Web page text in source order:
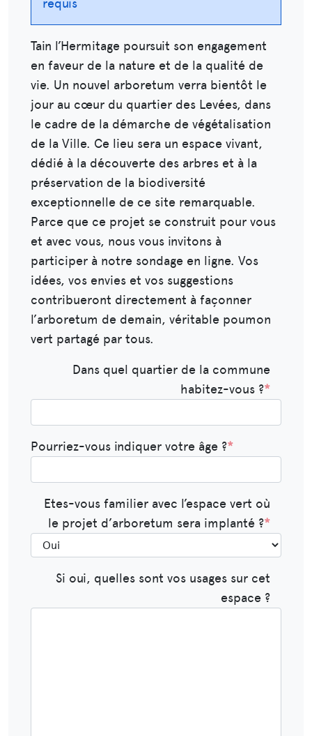
requis
Tain l’Hermitage poursuit son engagement
en faveur de la nature et de la qualité de
vie. Un nouvel arboretum verra bientôt le
jour au cœur du quartier des Levées, dans
le cadre de la démarche de végétalisation
de la Ville. Ce lieu sera un espace vivant,
dédié à la découverte des arbres et à la
préservation de la biodiversité
exceptionnelle de ce site remarquable.
Parce que ce projet se construit pour vous
et avec vous, nous vous invitons à
participer à notre sondage en ligne. Vos
idées, vos envies et vos suggestions
contribueront directement à façonner
l’arboretum de demain, véritable poumon
vert partagé par tous.
Dans quel quartier de la commune
habitez-vous ?*
Pourriez-vous indiquer votre âge ?*
Etes-vous familier avec l’espace vert où
le projet d’arboretum sera implanté ?*
Si oui, quelles sont vos usages sur cet
espace ?